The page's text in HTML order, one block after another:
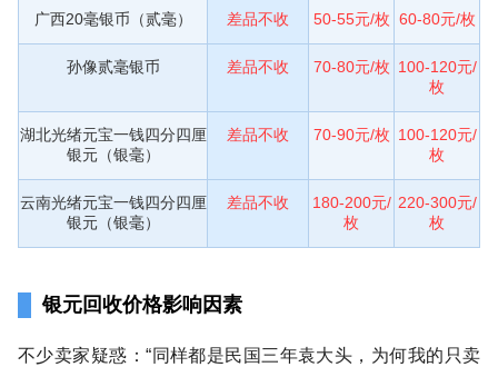
广西20毫银币（贰毫） 差品不收 50-55元/枚 60-80元/枚
孙像贰毫银币 差品不收 70-80元/枚 100-120元/
枚
湖北光绪元宝一钱四分四厘
银元（银毫）
差品不收 70-90元/枚 100-120元/
枚
云南光绪元宝一钱四分四厘
银元（银毫）
差品不收
180-200元/
枚
220-300元/
枚
银元回收价格影响因素
不少卖家疑惑：“同样都是民国三年袁大头，为何我的只卖